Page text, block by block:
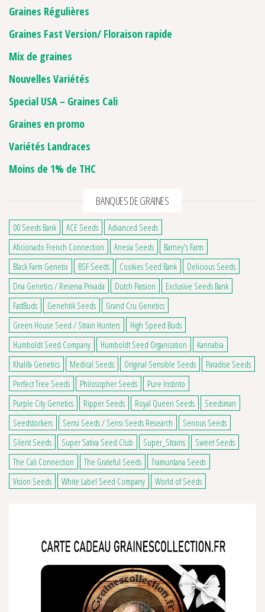
12 avis
Graines Régulières
Graines Fast Version/ Floraison rapide
Mix de graines
Nouvelles Variétés
Special USA – Graines Cali
Graines en promo
Variétés Landraces
Moins de 1% de THC
BANQUES DE GRAINES
00 Seeds Bank ACE Seeds
Advanced Seeds
Aficionado French Connection
Anesia Seeds
Barney's Farm
Black Farm Genetix
BSF Seeds Cookies Seed Bank
Delicious Seeds
Dna Genetics / Reserva Privada
Dutch Passion
Exclusive Seeds Bank
FastBuds
Genehtik Seeds
Grand Cru Genetics
Green House Seed / Strain Hunters
High Speed Buds
Humboldt Seed Company
Humboldt Seed Organization
Kannabia
Khalifa Genetics
Medical Seeds Original Sensible Seeds
Paradise Seeds
Perfect Tree Seeds
Philosopher Seeds
Pure Instinto
Purple City Genetics
Ripper Seeds Royal Queen Seeds
Seedsman
Seedstockers
Sensi Seeds / Sensi Seeds Research
Serious Seeds
Silent Seeds
Super Sativa Seed Club Super_Strains
Sweet Seeds
The Cali Connection
The Grateful Seeds
Tramuntana Seeds
Vision Seeds
White Label Seed Company World of Seeds